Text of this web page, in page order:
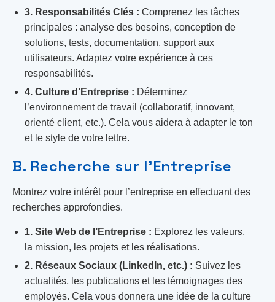
3. Responsabilités Clés : Comprenez les tâches
principales : analyse des besoins, conception de
solutions, tests, documentation, support aux
utilisateurs. Adaptez votre expérience à ces
responsabilités.
4. Culture d’Entreprise : Déterminez
l’environnement de travail (collaboratif, innovant,
orienté client, etc.). Cela vous aidera à adapter le ton
et le style de votre lettre.
B. Recherche sur l’Entreprise
Montrez votre intérêt pour l’entreprise en effectuant des
recherches approfondies.
1. Site Web de l’Entreprise : Explorez les valeurs,
la mission, les projets et les réalisations.
2. Réseaux Sociaux (LinkedIn, etc.) : Suivez les
actualités, les publications et les témoignages des
employés. Cela vous donnera une idée de la culture